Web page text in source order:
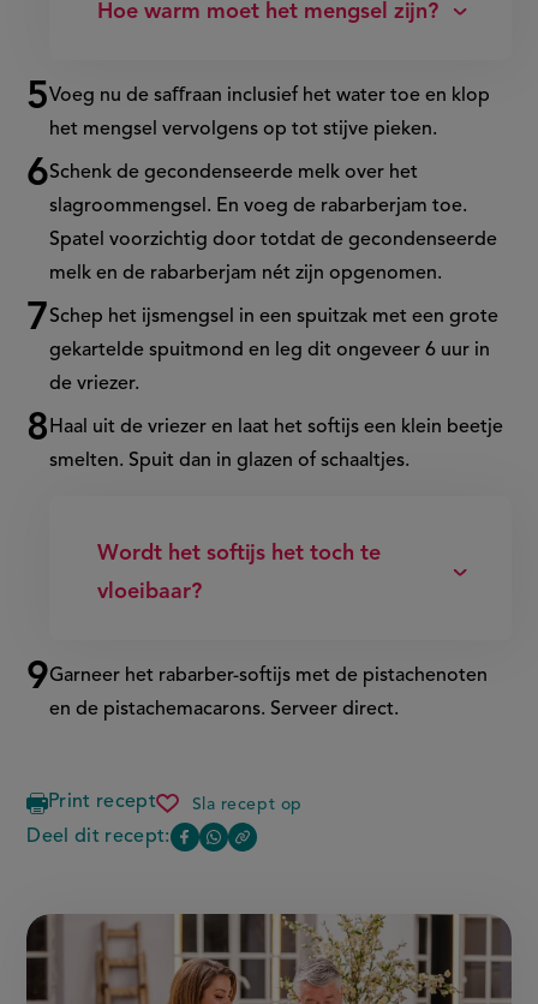
Hoe warm moet het mengsel zijn?
Voeg nu desaﬀraan inclusief het water toe en klop
het mengsel vervolgens op tot stijve pieken.
Schenk de gecondenseerde melk over het
slagroommengsel. En voeg de rabarberjam toe.
Spatel voorzichtig door totdat de gecondenseerde
melk en de rabarberjam nét zijn opgenomen.
Schep het ijsmengsel in een spuitzak met een grote
gekartelde spuitmond en leg dit ongeveer 6 uur in
de vriezer.
Haal uit de vriezer en laat het softijs een klein beetje
smelten. Spuit dan in glazen of schaaltjes.
Wordt het softijs het toch te
vloeibaar?
Garneer het rabarber-softijs met de pistachenoten
en de pistachemacarons. Serveer direct.
Print recept Sla recept op
rabarber-
softijs
met
Deel dit recept:
Deel
pagina
op
Facebook
Deel
pagina
op
WhatsApp
Copy
of
page